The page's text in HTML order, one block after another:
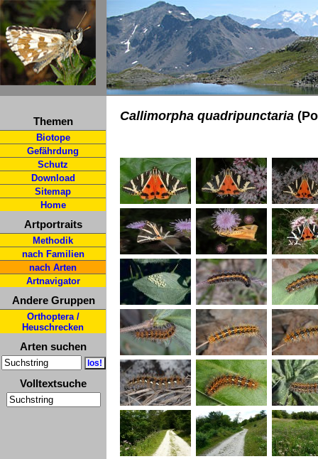
Themen
Biotope
Gefährdung
Schutz
Download
Sitemap
Home
Artportraits
Methodik
nach Familien
nach Arten
Artnavigator
Andere Gruppen
Orthoptera /
Heuschrecken
Arten suchen
Volltextsuche
Callimorpha quadripunctaria